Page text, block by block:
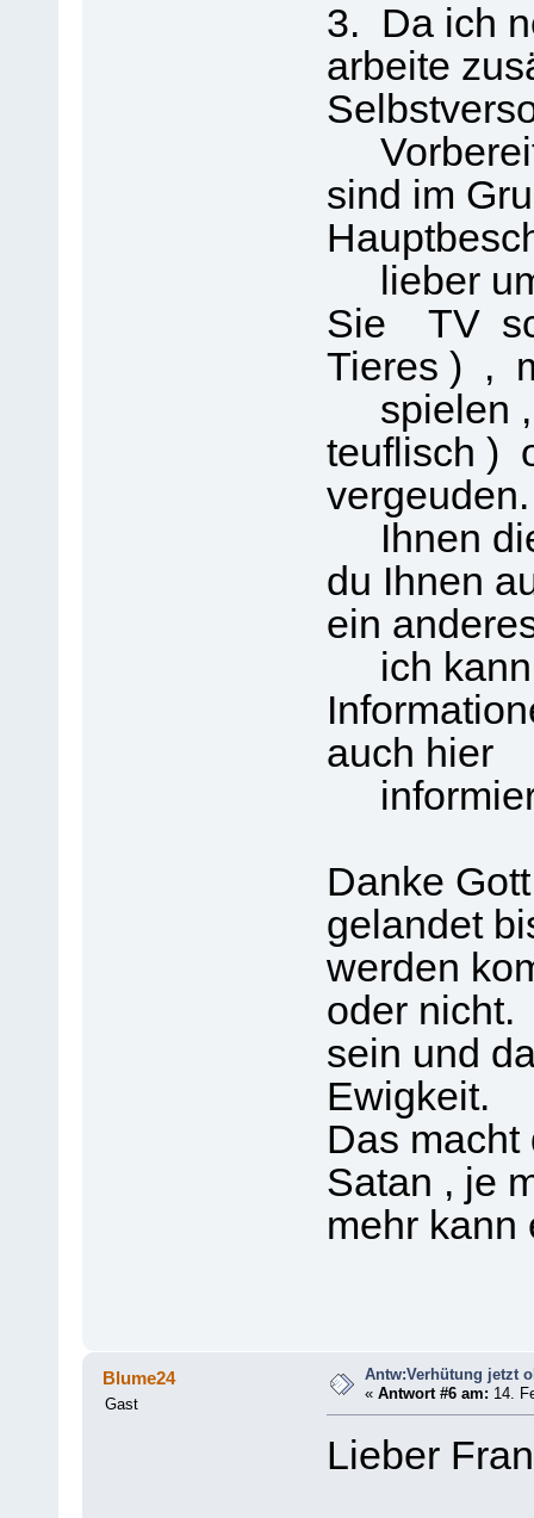
3. Da ich
arbeite
sind im
lieber
Sie TV
Tieres ) ,
spielen ,
teuflisch )
Ihnen
du Ihnen
ein
ich kann
auch hier
Danke
gelandet
werden
oder nicht.
sein und
Ewigkeit.
Das macht
Satan , je
mehr kann
Blume24
Gast
Antw:Verhütung jetzt
«Antwort #6 am: 14.
Lieber